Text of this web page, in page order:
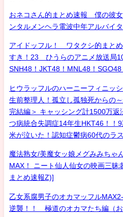
おネコさん的まとめ速報 僕の彼
ンタルメンヘラ電波中年アルバイ
アイドッフル！ ワタクシ的まと
すき！23 ひうらのアニメ放送局
SNH48！JKT48！MNL48！
ヒウラッフルのハーニーフィニッ
生前整理人！孤立し孤独死からの
完結編＞ キャッシング計1500万返
つ病統合失調症14年生HKT46！！
米が泣いた！認知症鬱病60代のラ
魔法熟女/美魔女ッ娘メグみみちゃ
MAX！ ニート仙人仙女の映画三昧
まとめ速報Z)]
乙女系腐男子のオカマッフル
逆襲！！ 極道のオカマたち編（お